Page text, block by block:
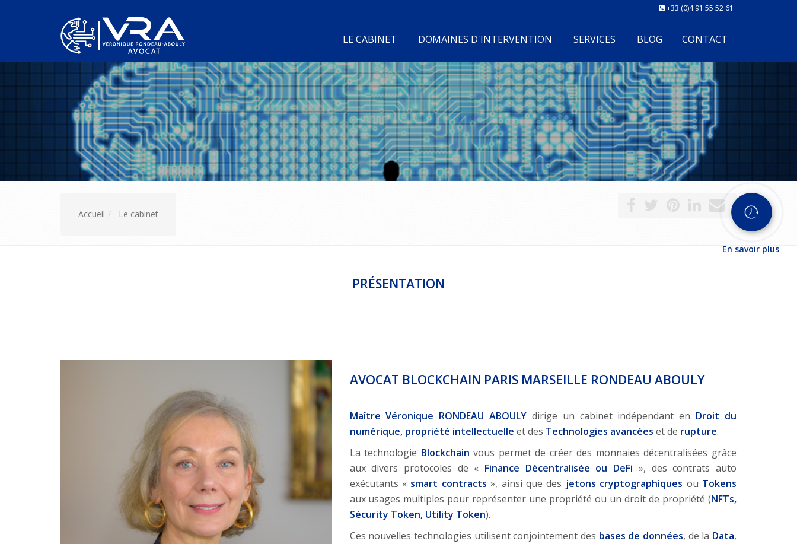
+33 (0)4 91 55 52 61
LE CABINET DOMAINES D'INTERVENTION SERVICES BLOG CONTACT
Accueil Le cabinet
PRÉSENTATION
AVOCAT BLOCKCHAIN PARIS MARSEILLE RONDEAU ABOULY
Maître Véronique RONDEAU ABOULY dirige un cabinet indépendant en Droit du
numérique, propriété intellectuelle et des Technologies avancées et de rupture.
La technologie Blockchain vous permet de créer des monnaies décentralisées grâce
aux divers protocoles de « Finance Décentralisée ou DeFi », des contrats auto
exécutants « smart contracts », ainsi que des jetons cryptographiques ou Tokens
aux usages multiples pour représenter une propriété ou un droit de propriété (NFTs,
Sécurity Token, Utility Token).
Ces nouvelles technologies utilisent conjointement des bases de données, de la Data,
En savoir plus